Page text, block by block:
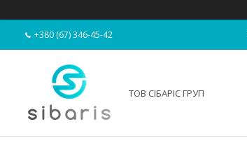
+380 (67) 346-45-42
ТОВ СІБАРІС ГРУП